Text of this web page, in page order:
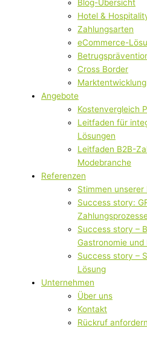
Blog-Übersicht
Hotel &
Zahlungsarten
eCommerce-
Cross Border
Marktentwicklung
Angebote
Kostenvergleich
Leitfaden für
Lösungen
Leitfaden B2B-
Modebranche
Referenzen
Stimmen unserer
Success story:
Success story –
Gastronomie und
Success story –
Lösung
Unternehmen
Über uns
Kontakt
Rückruf anfordern